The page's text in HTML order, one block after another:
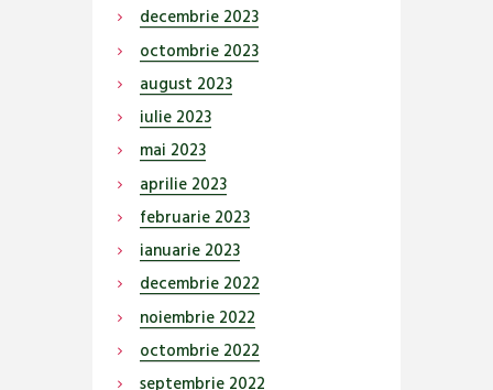
decembrie 2023
octombrie 2023
august 2023
iulie 2023
mai 2023
aprilie 2023
februarie 2023
ianuarie 2023
decembrie 2022
noiembrie 2022
octombrie 2022